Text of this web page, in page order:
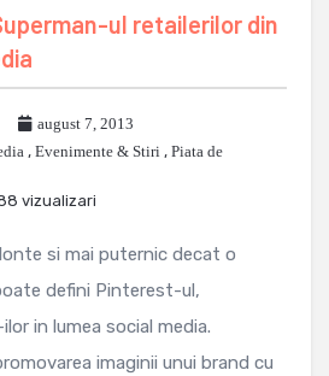
ul retailerilor din
august 7, 2013
, Evenimente & Stiri , Piata de
vizualizari
si mai puternic decat o
defini Pinterest-ul,
in lumea social media.
imaginii unui brand cu